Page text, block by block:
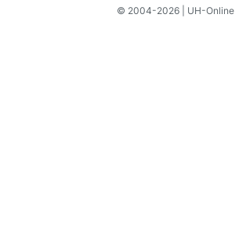
© 2004-2026 | UH-Online